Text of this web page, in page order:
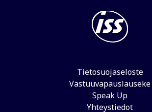
Tietosuojaseloste
Vastuuvapauslauseke
Speak Up
Yhteystiedot